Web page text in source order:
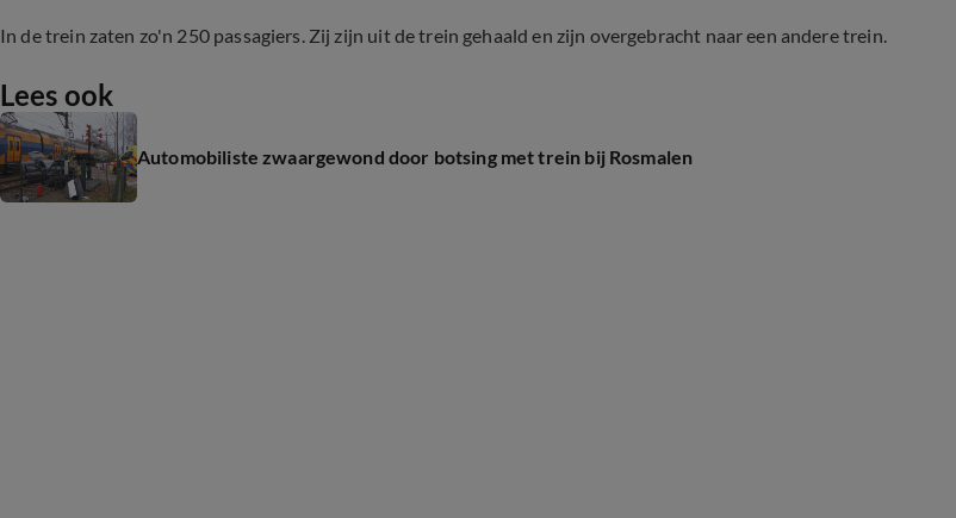
In de trein zaten zo'n 250 passagiers. Zij zijn uit de trein gehaald en zijn overgebracht naar een andere trein.
Lees ook
Automobiliste zwaargewond door botsing met trein bij Rosmalen